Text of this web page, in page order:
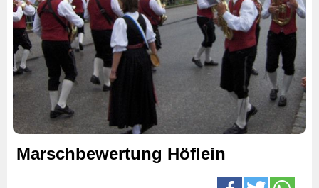
Marschbewertung Höflein